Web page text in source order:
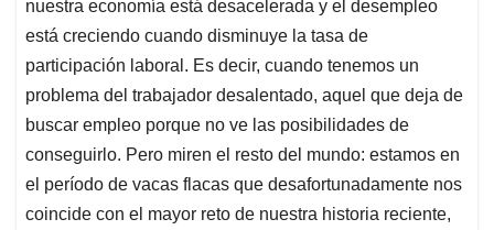
nuestra economía está desacelerada y el desempleo
está creciendo cuando disminuye la tasa de
participación laboral. Es decir, cuando tenemos un
problema del trabajador desalentado, aquel que deja de
buscar empleo porque no ve las posibilidades de
conseguirlo. Pero miren el resto del mundo: estamos en
el período de vacas flacas que desafortunadamente nos
coincide con el mayor reto de nuestra historia reciente,